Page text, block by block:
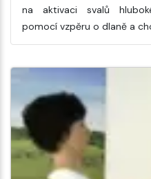
na aktivaci svalů
pomocí vzpěru o dlaně a